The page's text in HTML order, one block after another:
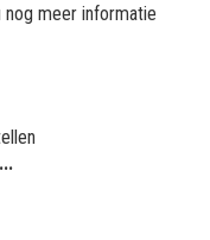
meer informatie